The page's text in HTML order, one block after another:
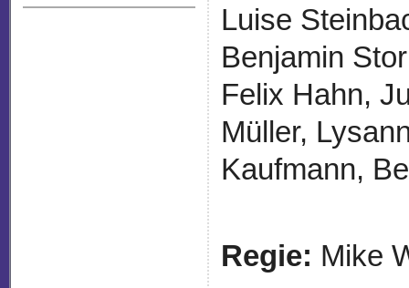
Luise
Benjamin
Felix Hahn,
Müller,
Kaufmann,
Regie: Mike